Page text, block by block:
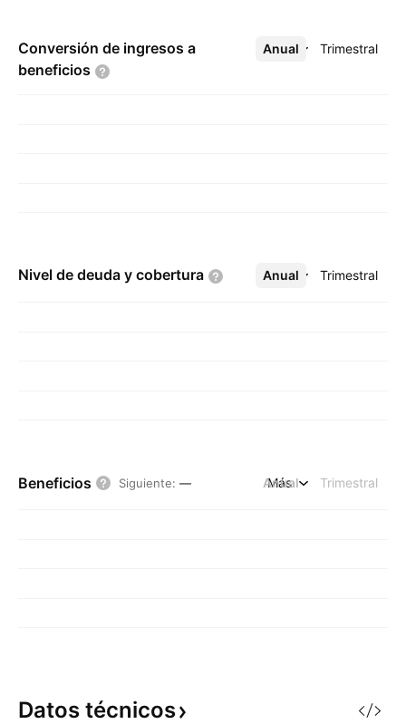
Conversión de ingresos a
beneficios
Anual Trimestral
Más
Nivel de deuda y cobertura Anual Trimestral
Más
Beneficios Siguiente: — Anual Trimestral
Más
Datos técnicos